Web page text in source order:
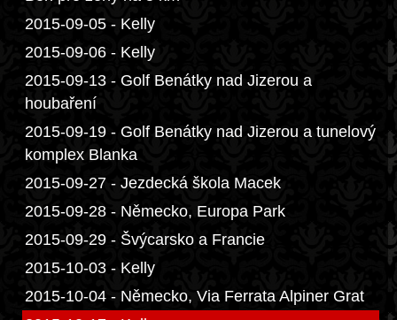
2015-09-05 - Kelly
2015-09-06 - Kelly
2015-09-13 - Golf Benátky nad Jizerou a
houbaření
2015-09-19 - Golf Benátky nad Jizerou a tunelový
komplex Blanka
2015-09-27 - Jezdecká škola Macek
2015-09-28 - Německo, Europa Park
2015-09-29 - Švýcarsko a Francie
2015-10-03 - Kelly
2015-10-04 - Německo, Via Ferrata Alpiner Grat